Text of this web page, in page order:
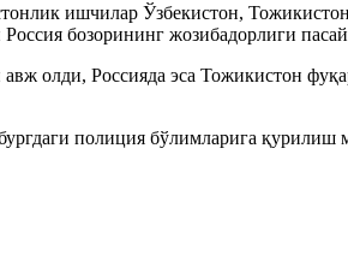
ишчилар Ўзбекистон,
Россия бозорининг жозибадорлиги
олди, Россияда эса Тожикистон
полиция бўлимларига